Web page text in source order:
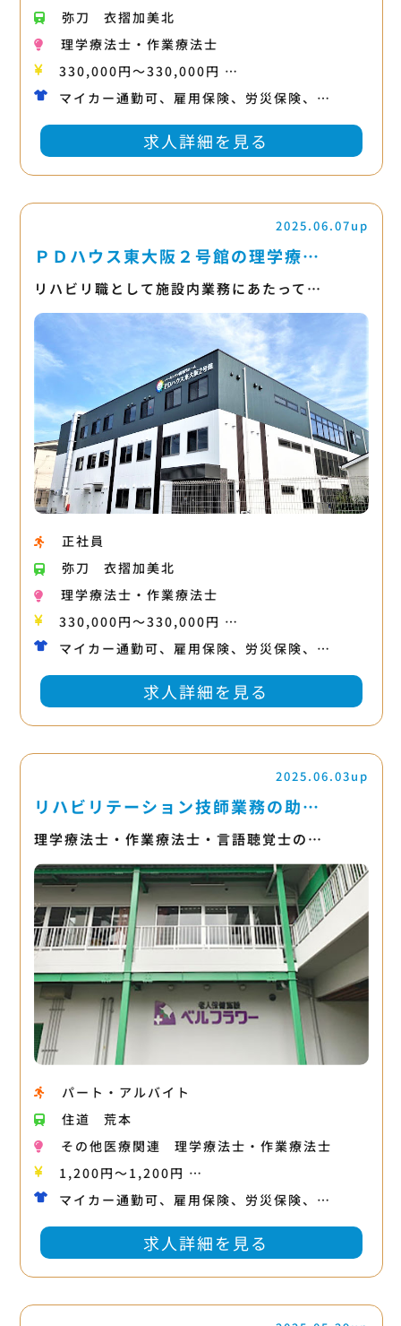
弥刀
衣摺加美北
理学療法士・作業療法士
330,000円〜330,000円 …
マイカー通勤可、雇用保険、労災保険、…
求人詳細を見る
2025.06.07up
ＰＤハウス東大阪２号館の理学療…
リハビリ職として施設内業務にあたって…
正社員
弥刀
衣摺加美北
理学療法士・作業療法士
330,000円〜330,000円 …
マイカー通勤可、雇用保険、労災保険、…
求人詳細を見る
2025.06.03up
リハビリテーション技師業務の助…
理学療法士・作業療法士・言語聴覚士の…
パート・アルバイト
住道
荒本
その他医療関連
理学療法士・作業療法士
1,200円〜1,200円 …
マイカー通勤可、雇用保険、労災保険、…
求人詳細を見る